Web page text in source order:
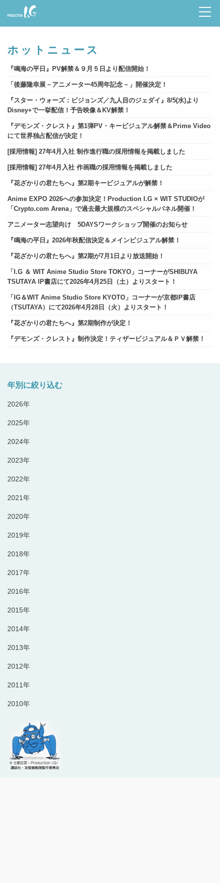
Prod
uctio
n I.G
ホットニュース
年別に絞り込む
2026年
2025年
2024年
2023年
2022年
2021年
2020年
2019年
2018年
2017年
2016年
2015年
2014年
2013年
2012年
2011年
2010年
『鳴海の平日』PV解禁＆９月５日より配信開始！
「後藤隆幸展－アニメーター45周年記念－」開催決定！
『スター・ウォーズ：ビジョンズ／九人目のジェダイ』8/5(水)より
Disney+で一挙配信！予告映像＆KV解禁！
『デモンズ・クレスト』第1弾PV・キービジュアル解禁＆Prime Video
にて世界独占配信が決定！
[採用情報] 27年4月入社 制作進行職の採用情報を掲載しました
[採用情報] 27年4月入社 作画職の採用情報を掲載しました
『花ざかりの君たちへ』第2期キービジュアルが解禁！
Anime EXPO 2026への参加決定！Production I.G × WIT STUDIOが
「Crypto.com Arena」で過去最大規模のスペシャルパネル開催！
アニメーター志望向け 5DAYSワークショップ開催のお知らせ
『鳴海の平日』2026年秋配信決定＆メインビジュアル解禁！
『花ざかりの君たちへ』第2期が7月1日より放送開始！
「I.G ＆ WIT Anime Studio Store TOKYO」コーナーがSHIBUYA
TSUTAYA IP書店にて2026年4月25日（土）よりスタート！
「IG＆WIT Anime Studio Store KYOTO」コーナーが京都IP書店
（TSUTAYA）にて2026年4月28日（火）よりスタート！
『花ざかりの君たちへ』第2期制作が決定！
『デモンズ・クレスト』制作決定！ティザービジュアル＆ＰＶ解禁！